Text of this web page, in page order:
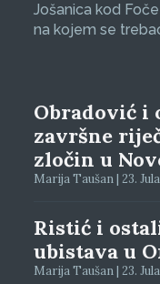
Jošanica kod
na kojem se
Obradović i
završne
zločin u
Marija Taušan | 23.
Ristić i
ubistava u
Marija Taušan | 23.